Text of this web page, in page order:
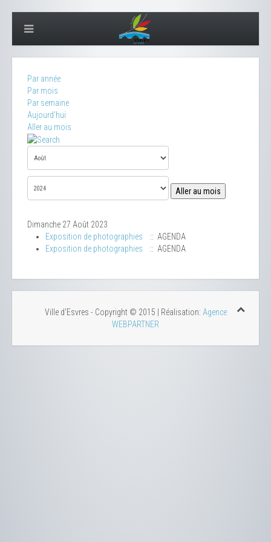
Par année
Par mois
Par semaine
Aujourd'hui
Aller au mois
Aller au mois
Dimanche 27 Août 2023
Exposition de photographies
:: AGENDA
Exposition de photographies
:: AGENDA
Ville d'Esvres - Copyright © 2015 | Réalisation: Agence
WEBPARTNER